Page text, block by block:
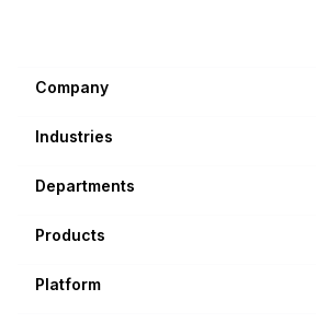
Company
Industries
Departments
Products
Platform